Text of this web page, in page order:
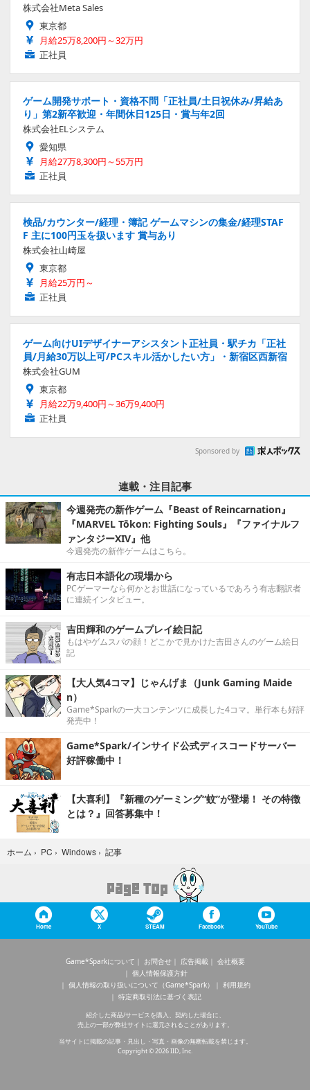
株式会社Meta Sales
東京都
月給25万8,200円～32万円
正社員
ゲーム開発サポート・資格不問「正社員/土日祝休み/昇給あ
り」第2新卒歓迎・年間休日125日・賞与年2回
株式会社ELシステム
愛知県
月給27万8,300円～55万円
正社員
検品/カウンター/経理・簿記 ゲームマシンの集金/経理STAF
F 主に100円玉を扱います 賞与あり
株式会社山崎屋
東京都
月給25万円～
正社員
ゲーム向けUIデザイナーアシスタント正社員・駅チカ「正社
員/月給30万以上可/PCスキル活かしたい方」・新宿区西新宿
株式会社GUM
東京都
月給22万9,400円～36万9,400円
正社員
Sponsored by
連載・注目記事
今週発売の新作ゲーム『Beast of Reincarnation』
『MARVEL Tōkon: Fighting Souls』『ファイナルフ
ァンタジーXIV』他
今週発売の新作ゲームはこちら。
有志日本語化の現場から
PCゲーマーなら何かとお世話になっているであろう有志翻訳者
に連続インタビュー。
吉田輝和のゲームプレイ絵日記
もはやゲムスパの顔！どこかで見かけた吉田さんのゲーム絵日
記
【大人気4コマ】じゃんげま（Junk Gaming Maide
n）
Game*Sparkの一大コンテンツに成長した4コマ。単行本も好評
発売中！
Game*Spark/インサイド公式ディスコードサーバー
好評稼働中！
【大喜利】『新種のゲーミング“蚊”が登場！ その特徴
とは？』回答募集中！
ホーム › PC › Windows › 記事
Home X STEAM Facebook YouTube
Game*Sparkについて お問合せ 広告掲載
会社概要
個人情報保護方針
個人情報の取り扱いについて（Game*Spark）
利用規約
特定商取引法に基づく表記
紹介した商品/サービスを購入、契約した場合に、
売上の一部が弊社サイトに還元されることがあります。
当サイトに掲載の記事・見出し・写真・画像の無断転載を禁じます。
Copyright © 2026 IID, Inc.